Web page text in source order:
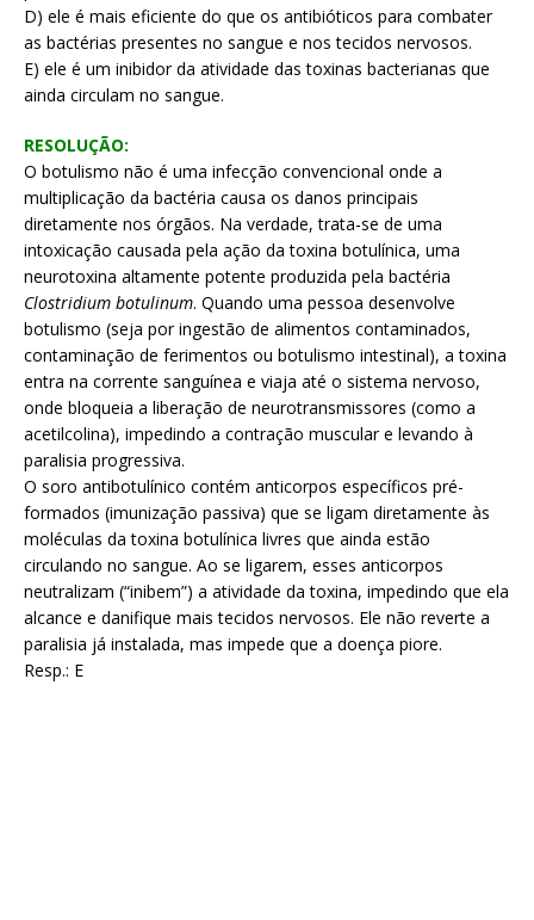
D) ele é mais eficiente do que os antibióticos para combater
as bactérias presentes no sangue e nos tecidos nervosos.
E) ele é um inibidor da atividade das toxinas bacterianas que
ainda circulam no sangue.
RESOLUÇÃO:
O botulismo não é uma infecção convencional onde a
multiplicação da bactéria causa os danos principais
diretamente nos órgãos. Na verdade, trata-se de uma
intoxicação causada pela ação da toxina botulínica, uma
neurotoxina altamente potente produzida pela bactéria
Clostridium botulinum. Quando uma pessoa desenvolve
botulismo (seja por ingestão de alimentos contaminados,
contaminação de ferimentos ou botulismo intestinal), a toxina
entra na corrente sanguínea e viaja até o sistema nervoso,
onde bloqueia a liberação de neurotransmissores (como a
acetilcolina), impedindo a contração muscular e levando à
paralisia progressiva.
O soro antibotulínico contém anticorpos específicos pré-
formados (imunização passiva) que se ligam diretamente às
moléculas da toxina botulínica livres que ainda estão
circulando no sangue. Ao se ligarem, esses anticorpos
neutralizam (“inibem”) a atividade da toxina, impedindo que ela
alcance e danifique mais tecidos nervosos. Ele não reverte a
paralisia já instalada, mas impede que a doença piore.
Resp.: E